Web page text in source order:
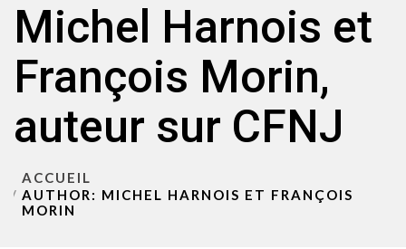
Michel Harnois et
François Morin,
auteur sur CFNJ
ACCUEIL
AUTHOR: MICHEL HARNOIS ET FRANÇOIS
MORIN